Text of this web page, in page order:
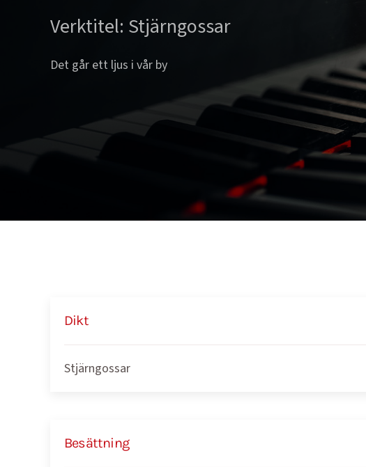
Verktitel: Stjärngossar
Det går ett ljus i vår by
Dikt
Stjärngossar
Besättning